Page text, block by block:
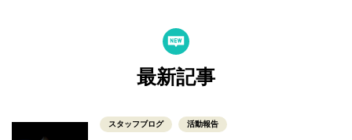
最新記事
スタッフブログ 活動報告